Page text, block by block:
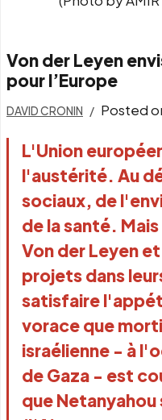
Von der Leyen
pour l’Europe
DAVID CRONIN Posted
L'Union
l'austérité. Au
sociaux, de
de la santé.
Von der Leyen
projets dans
satisfaire
vorace que
israélienne - à
de Gaza - est
que